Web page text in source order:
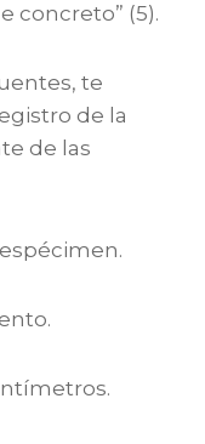
concreto” (5).
te
de la
de las